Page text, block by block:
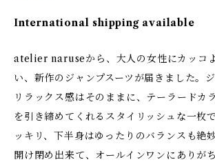
International shipping available
atelier naruseから、大人の女性にカッコ
い、新作のジャンプスーツが届きました。
リラックス感はそのままに、テーラードカ
を引き締めてくれるスタイリッシュな一枚
ッキリ、下半身はゆったりのバランスも絶
開け閉め出来て、オールインワンにありが